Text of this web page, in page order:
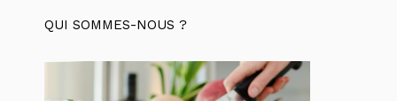
QUI SOMMES-NOUS ?